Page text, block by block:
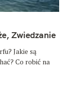
Zwiedzanie
Jakie są
Co robić na